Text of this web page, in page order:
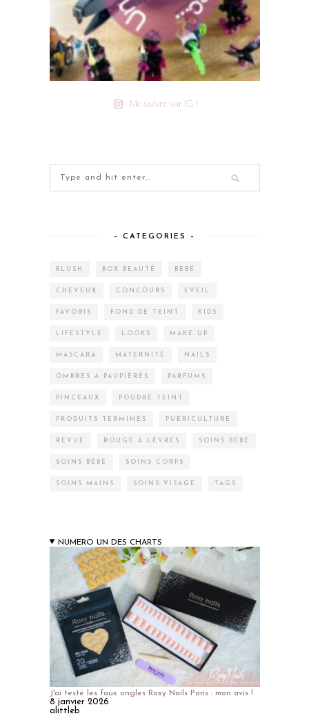
Me suivre sur IG !
– CATEGORIES –
BLUSH BOX BEAUTÉ BÉBÉ
CHEVEUX CONCOURS EVEIL
FAVORIS FOND DE TEINT KIDS
LIFESTYLE LOOKS MAKE-UP
MASCARA MATERNITÉ NAILS
OMBRES À PAUPIÈRES PARFUMS
PINCEAUX POUDRE TEINT
PRODUITS TERMINÉS PUÉRICULTURE
REVUE ROUGE À LÈVRES SOINS BÉBÉ
SOINS BÉBÉ SOINS CORPS
SOINS MAINS SOINS VISAGE TAGS
NUMERO UN DES CHARTS
J'ai testé les faux ongles Roxy Nails Paris : mon avis !
8 janvier 2026
alittleb